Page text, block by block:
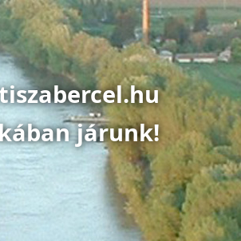
járunk!